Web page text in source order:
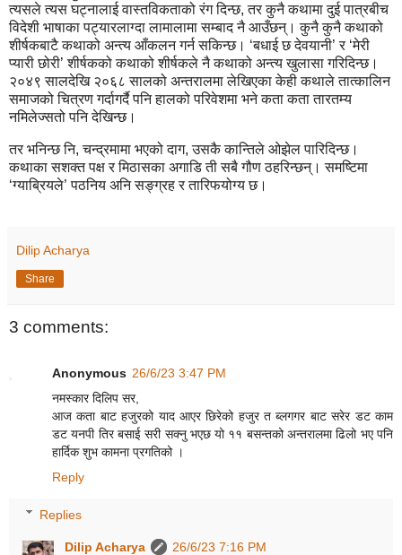
त्यसले त्यस घट्नालाई वास्तविकताको रंग दिन्छ, तर कुनै कथामा दुई पात्रबीच
विदेशी भाषाका पट्यारलाग्दा लामालामा सम्बाद नै आउँछन्। कुनै कुनै कथाको
शीर्षकबाटै कथाको अन्त्य आँकलन गर्न सकिन्छ। ‘बधाई छ देवयानी’ र ‘मेरी
प्यारी छोरी’ शीर्षकको कथाको शीर्षकले नै कथाको अन्त्य खुलासा गरिदिन्छ।
२०४९ सालदेखि २०६८ सालको अन्तरालमा लेखिएका केही कथाले तात्कालिन
समाजको चित्रण गर्दागर्दै पनि हालको परिवेशमा भने कता कता तारतम्य
नमिलेज्सतो पनि देखिन्छ।
तर भनिन्छ नि, चन्द्रमामा भएको दाग, उसकै कान्तिले ओझेल पारिदिन्छ।
कथाका सशक्त पक्ष र मिठासका अगाडि ती सबै गौण ठहरिन्छन्। समष्टिमा
‘ग्याब्रियले’ पठनिय अनि सङ्ग्रह र तारिफयोग्य छ।
Dilip Acharya
Share
3 comments:
Anonymous 26/6/23 3:47 PM
नमस्कार दिलिप सर,
आज कता बाट हजुरको याद आएर छिरेको हजुर त ब्लगगर बाट सरेर डट काम
डट यनपी तिर बसाई सरी सक्नु भएछ यो ११ बसन्तको अन्तरालमा ढिलो भए पनि
हार्दिक शुभ कामना प्रगतिको ।
Reply
Replies
Dilip Acharya
26/6/23 7:16 PM